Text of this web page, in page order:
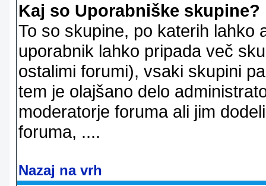
Kaj so Uporabniške skupine?
To so skupine, po katerih lahko
uporabnik lahko pripada več
ostalimi forumi), vsaki skupini
tem je olajšano delo
moderatorje foruma ali jim
foruma, ....
Nazaj na vrh